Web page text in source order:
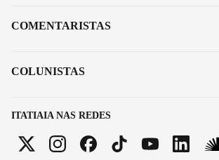
ITATIAIA NAS REDES
COMENTARISTAS
COLUNISTAS